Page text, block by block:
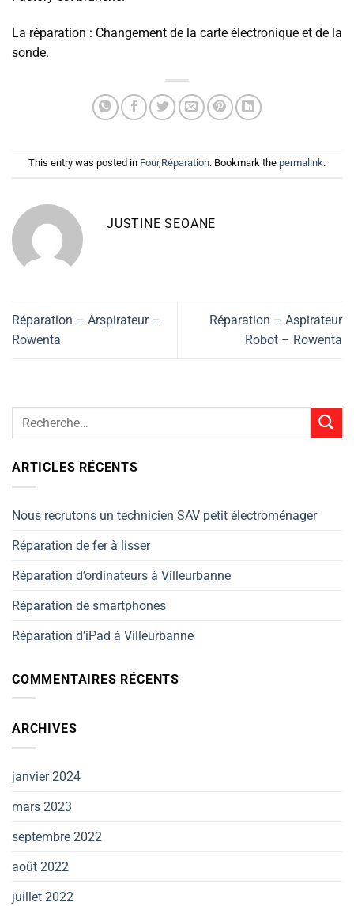
La réparation : Changement de la carte électronique et de la
sonde.
This entry was posted in Four,Réparation. Bookmark the permalink.
JUSTINE SEOANE
Réparation – Arspirateur –
Rowenta
Réparation – Aspirateur
Robot – Rowenta
ARTICLES RÉCENTS
Nous recrutons un technicien SAV petit électroménager
Réparation de fer à lisser
Réparation d’ordinateurs à Villeurbanne
Réparation de smartphones
Réparation d’iPad à Villeurbanne
COMMENTAIRES RÉCENTS
ARCHIVES
janvier 2024
mars 2023
septembre 2022
août 2022
juillet 2022